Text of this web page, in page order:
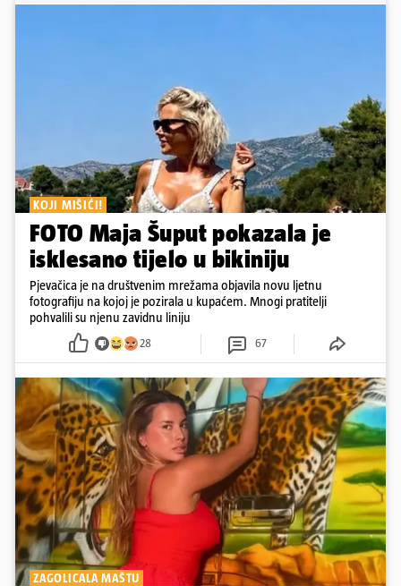
KOJI MIŠIĆI!
FOTO Maja Šuput pokazala je
isklesano tijelo u bikiniju
Pjevačica je na društvenim mrežama objavila novu ljetnu
fotografiju na kojoj je pozirala u kupaćem. Mnogi pratitelji
pohvalili su njenu zavidnu liniju
28 67
ZAGOLICALA MAŠTU